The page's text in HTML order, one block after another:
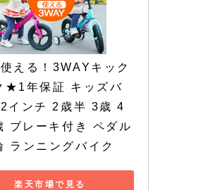
える！3WAYキック
★1年保証 キッズバ
インチ 2歳半 3歳 4
ブレーキ付き ペダル
ランニングバイク
楽天市場で見る